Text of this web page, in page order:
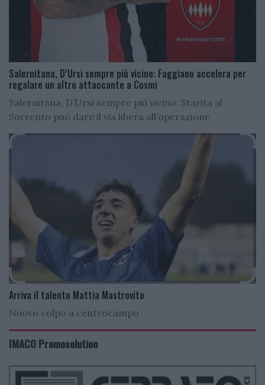
Salernitana, D’Ursi sempre più vicino: Faggiano accelera per
regalare un altro attaccante a Cosmi
Salernitana, D’Ursi sempre più vicino: Starita al
Sorrento può dare il via libera all’operazione
Arriva il talento Mattia Mastrovito
Nuovo colpo a centrocampo
IMACO Promosolution